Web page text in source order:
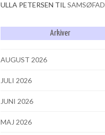
ULLA PETERSEN TIL SAMSØFAD
Arkiver
AUGUST 2026
JULI 2026
JUNI 2026
MAJ 2026